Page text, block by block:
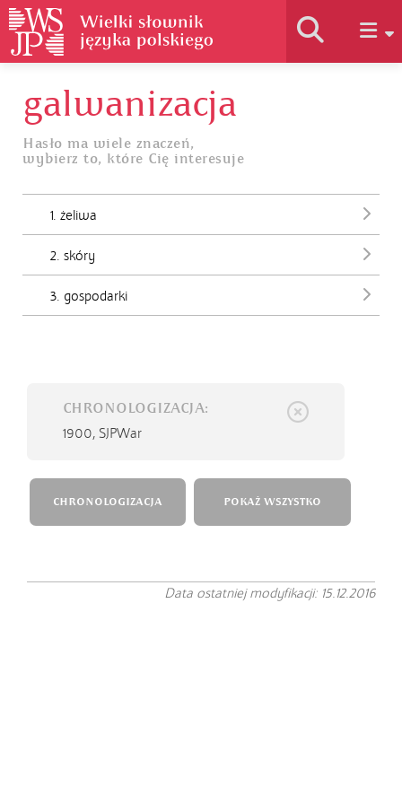
Historia słownika
Jak korzystać
galwanizacja
Hasło ma wiele znaczeń,
wybierz to, które Cię interesuje
1. żeliwa
2. skóry
3. gospodarki
CHRONOLOGIZACJA:
1900, SJPWar
CHRONOLOGIZACJA POKAŻ WSZYSTKO
Data ostatniej modyfikacji: 15.12.2016